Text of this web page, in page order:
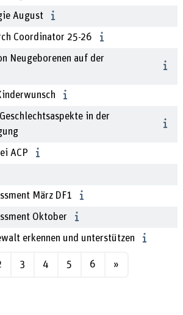
August
Coordinator 25-26
Neugeborenen auf der
in der
ACP
März DF1
Oktober
erkennen und unterstützen
1
Página 2
3 Página 3
4 Página 4
5 Página 5
6 Página 6
»